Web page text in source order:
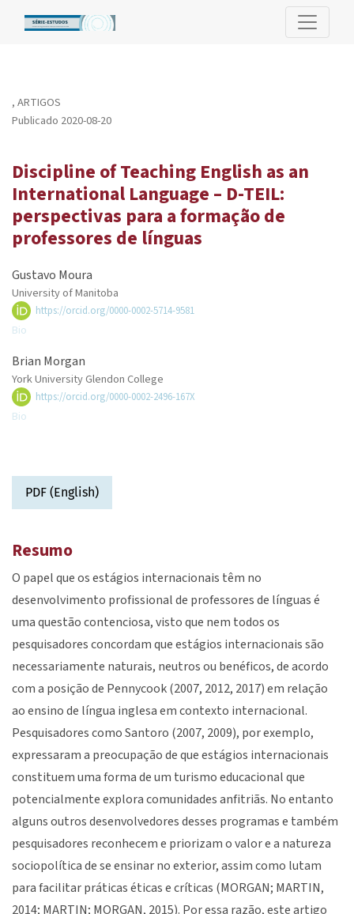
Discipline of Teaching English as an International Language
,ARTIGOS
Discipline of Teaching English as an
International Language – D-TEIL:
perspectivas para a formação de
professores de línguas
Publicado 2020-08-20
Gustavo Moura
University of Manitoba
https://orcid.org/0000-0002-5714-9581
Bio
Brian Morgan
York University Glendon College
https://orcid.org/0000-0002-2496-167X
Bio
PDF (English)
Resumo
O papel que os estágios internacionais têm no
desenvolvimento profissional de professores de línguas é
uma questão contenciosa, visto que nem todos os
pesquisadores concordam que estágios internacionais são
necessariamente naturais, neutros ou benéficos, de acordo
com a posição de Pennycook (2007, 2012, 2017) em relação
ao ensino de língua inglesa em contexto internacional.
Pesquisadores como Santoro (2007, 2009), por exemplo,
expressaram a preocupação de que estágios internacionais
constituem uma forma de um turismo educacional que
potencialmente explora comunidades anfitriãs. No entanto
alguns outros desenvolvedores desses programas e também
pesquisadores reconhecem e priorizam o valor e a natureza
sociopolítica de se ensinar no exterior, assim como lutam
para facilitar práticas éticas e críticas (MORGAN; MARTIN,
2014; MARTIN; MORGAN, 2015). Por essa razão, este artigo